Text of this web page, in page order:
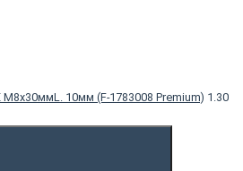
M8х30ммL. 10мм (F-1783008 Premium) 1.30